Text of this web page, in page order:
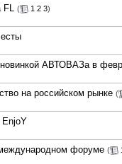
FL ( 1 2 3)
новинкой АВТОВАЗа в
на российском рынке (
EnjoY
международном форуме (